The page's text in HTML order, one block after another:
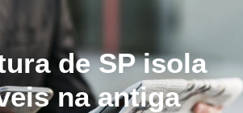
de SP isola
na antiga